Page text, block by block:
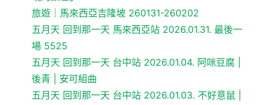
旅遊｜馬來西亞吉隆坡 260131-260202
五月天 回到那一天 馬來西亞站 2026.01.31. 最後一
場 5525
五月天 回到那一天 台中站 2026.01.04. 阿咪豆腐 |
後青 | 安可組曲
五月天 回到那一天 台中站 2026.01.03. 不好意鼠 |